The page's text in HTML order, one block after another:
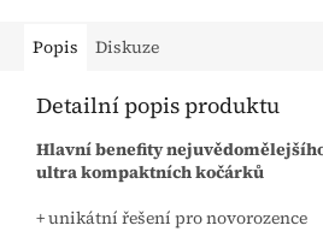
Popis Diskuze
Detailní popis produktu
Hlavní benefity
ultra kompaktních kočárků
+ unikátní řešení pro novorozence